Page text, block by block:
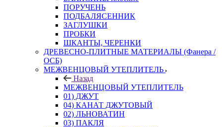
ПОРУЧЕНЬ
ПОДБАЛЯСЕННИК
ЗАГЛУШКИ
ПРОБКИ
ШКАНТЫ, ЧЕРЕНКИ
ДРЕВЕСНО-ПЛИТНЫЕ МАТЕРИАЛЫ (Фанера /
ОСБ)
МЕЖВЕНЦОВЫЙ УТЕПЛИТЕЛЬ
Назад
МЕЖВЕНЦОВЫЙ УТЕПЛИТЕЛЬ
01) ДЖУТ
04) КАНАТ ДЖУТОВЫЙ
02) ЛЬНОВАТИН
03) ПАКЛЯ